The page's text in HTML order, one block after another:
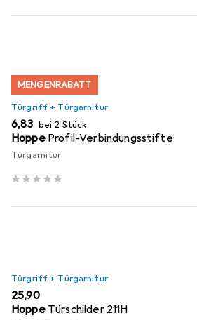
MENGENRABATT
Türgriff + Türgarnitur
EUR
6,83 bei 2 Stück
Hoppe Profil-Verbindungsstifte
Türgarnitur
Türgriff + Türgarnitur
EUR
25,90
Hoppe Türschilder 211H